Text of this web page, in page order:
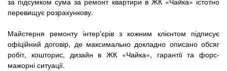
перевищує розрахункову.
Майстерня ремонту інтер'єрів з кожним клієнтом підписує
офіційний договір, де максимально докладно описано обсяг
робіт, кошторис, дизайн в ЖК «Чайка», гарантії та форс-
мажорні ситуації.